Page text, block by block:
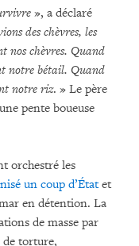
», a déclaré
des chèvres, les
nos chèvres. Quand
notre bétail. Quand
notre riz. » Le père
pente boueuse
orchestré les
un coup d’Étatet
en détention. La
de masse par
de torture,